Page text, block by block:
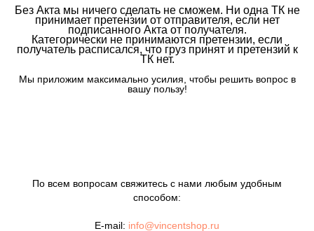
Без Акта мы ничего сделать не сможем. Ни одна ТК не
принимает претензии от отправителя, если нет
подписанного Акта от получателя.
Категорически не принимаются претензии, если
получатель расписался, что груз принят и претензий к
ТК нет.
Мы приложим максимально усилия, чтобы решить вопрос в
вашу пользу!
По всем вопросам свяжитесь с нами любым удобным
способом:
E-mail: info@vincentshop.ru